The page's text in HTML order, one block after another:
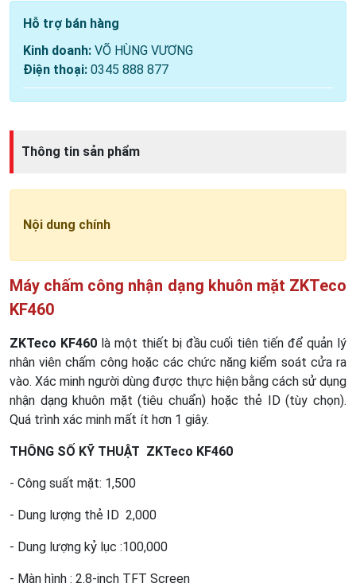
Hỗ trợ bán hàng
Kinh doanh: VÕ HÙNG VƯƠNG
Điện thoại: 0345 888 877
Thông tin sản phẩm
Nội dung chính
Máy chấm công nhận dạng khuôn mặt ZKTeco
KF460
ZKTeco KF460là một thiết bị đầu cuối tiên tiến để quản lý
nhân viên chấm công hoặc các chức năng kiểm soát cửa ra
vào. Xác minh người dùng được thực hiện bằng cách sử dụng
nhận dạng khuôn mặt (tiêu chuẩn) hoặc thẻ ID (tùy chọn).
Quá trình xác minh mất ít hơn 1 giây.
THÔNG SỐ KỸ THUẬT ZKTeco KF460
- Công suất mặt: 1,500
- Dung lượng thẻ ID 2,000
- Dung lượng kỷ lục :100,000
- Màn hình : 2.8-inch TFT Screen